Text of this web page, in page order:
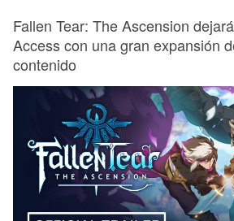
Fallen Tear: The Ascension
Access con una gran expansión
contenido